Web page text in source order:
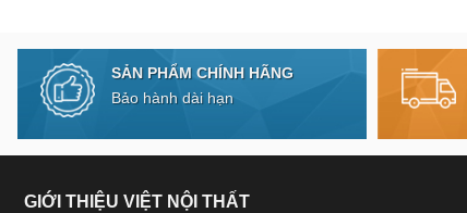
SẢN PHẨM CHÍNH HÃNG
Bảo hành dài hạn
GIỚI THIỆU VIỆT NỘI THẤT